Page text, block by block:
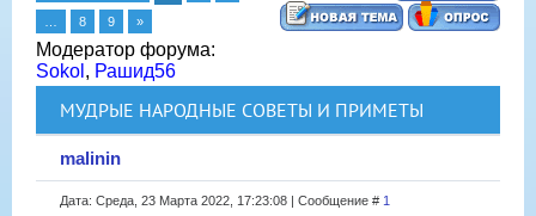
8 9 »
Модератор форума:
Sokol , Рашид56
МУДРЫЕ НАРОДНЫЕ СОВЕТЫ И ПРИМЕТЫ
malinin
Дата: Среда, 23 Марта 2022, 17:23:08 | Сообщение # 1